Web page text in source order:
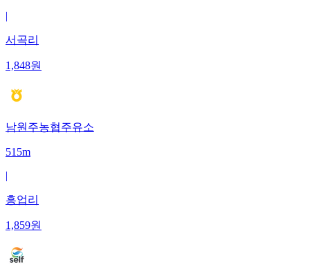
|
서곡리
1,848원
남원주농협주유소
515m
|
흥업리
1,859원